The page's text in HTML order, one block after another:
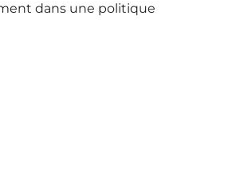
dans une politique